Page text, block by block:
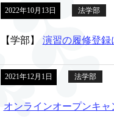
2022年10月13日 法学部
【学部】 演習の履修登録
2021年12月1日 法学部
オンラインオープンキャ